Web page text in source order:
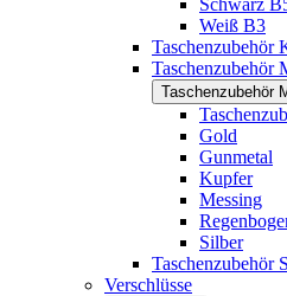
Schwarz
Weiß B3
Taschenzubehör
Taschenzubehör
Taschenzubehör
Gold
Gunmetal
Kupfer
Messing
Silber
Taschenzubehör
Verschlüsse